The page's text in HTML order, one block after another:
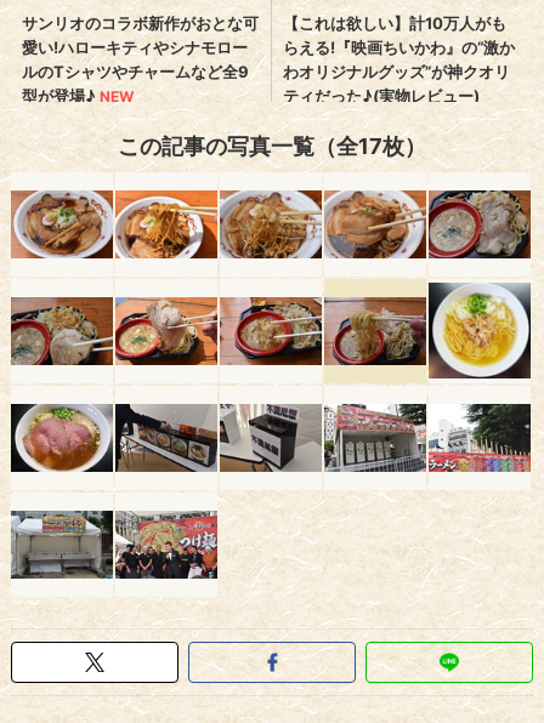
この記事の写真一覧（全17枚）